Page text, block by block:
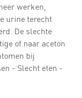
werken,
urine terecht
De slechte
of naar aceton
bij
- Slecht eten -